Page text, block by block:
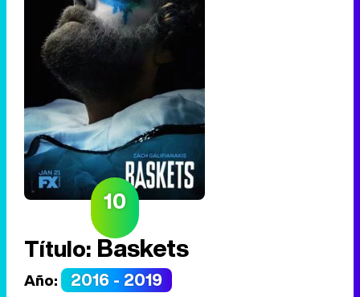
10
Título: Baskets
Año: 2016 - 2019